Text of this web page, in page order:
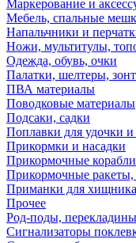
Маркерование и
Мебель, спальные
Напальчники и
Ножи, мультитулы,
Одежда, обувь, очки
Палатки, шелтеры,
ПВА материалы
Поводковые материалы
Подсаки, садки
Поплавки для удочки и
Прикормки и насадки
Прикормочные
Прикормочные ракеты,
Приманки для хищника
Прочее
Род-поды,
Сигнализаторы